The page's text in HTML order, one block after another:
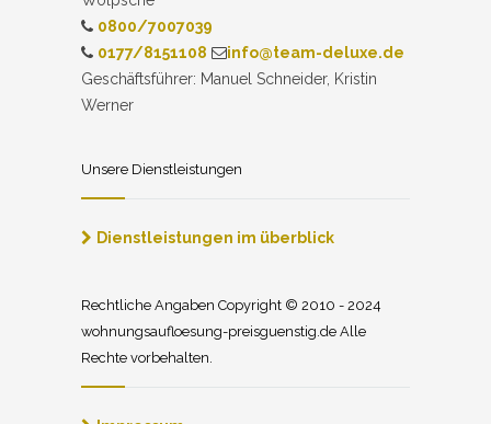
0800/7007039
0177/8151108
info@team-deluxe.de
Geschäftsführer: Manuel Schneider, Kristin
Werner
Unsere Dienstleistungen
Dienstleistungen im überblick
Rechtliche Angaben Copyright © 2010 - 2024
wohnungsaufloesung-preisguenstig.de Alle
Rechte vorbehalten.